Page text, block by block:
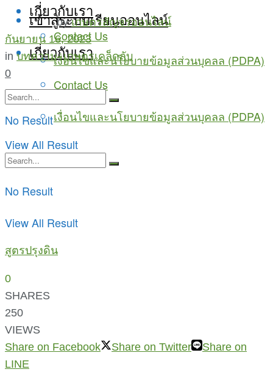
เข้าสู่ระบบเรียนออนไลน์
เกี่ยวกับเรา
Contact Us
เงื่อนไขและนโยบายข้อมูลส่วนบุคลล (PDPA)
No Result
View All Result
เกี่ยวกับเรา
Contact Us
เงื่อนไขและนโยบายข้อมูลส่วนบุคลล (PDPA)
No Result
View All Result
by เกษตรสัญจรออนไลน์
กันยายน 16, 2023
in บทความ,เกษตรเคล็ดลับ
0
สูตรปรุงดิน
0
SHARES
250
VIEWS
Share on Facebook
Share on Twitter
Share on
LINE